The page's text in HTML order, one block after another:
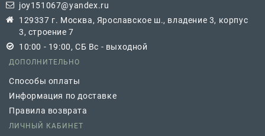
joy151067@yandex.ru
129337 г. Москва, Ярославское ш., владение 3, корпус
3, строение 7
10:00 - 19:00, СБ Вс - выходной
ДОПОЛНИТЕЛЬНО
Способы оплаты
Информация по доставке
Правила возврата
ЛИЧНЫЙ КАБИНЕТ